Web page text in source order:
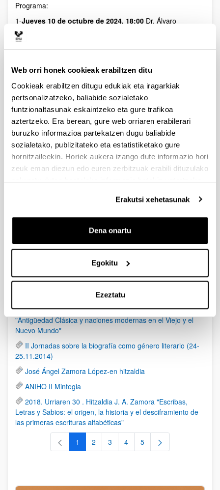
Web orri honek cookieak erabiltzen ditu
Cookieak erabiltzen ditugu edukiak eta iragarkiak
pertsonalizatzeko, baliabide sozialetako
funtzionaltasunak eskaintzeko eta gure trafikoa
aztertzeko. Era berean, gure web orriaren erabilerari
buruzko informazioa partekatzen dugu baliabide
sozialetako, publizitateko eta estatistiketako gure
hornitzaileekin. Horiek aukera izango dute informazio hori
zeuk eman diezun edo euren zerbitzuak erabili dituzulako
eskuratu duten bestelako informazio batekin uztartzeko.
Erakutsi xehetasunak
Dena onartu
Egokitu
Ezeztatu
Programa:
1-Jueves 10 de octubre de 2024, 18:00 Dr. Álvaro
Arrizabalaga Dra. Mº José Iriarte (Universidad del País
Vasco)
Cine fórum: El clan del oso cavernario (Dir. M. Chapman,
Dr. Francisco García Jurado (Universidad Complutense)
Dido o Eneas: el eterno problema del punto de vista
3-Jueves 24 de octubre de 2024, 19:00
Dra. Rosa Cid López (Universidad de Oviedo)
El rapto de las Sabinas. Mitos sobre violencia y paz en la
Roma primitiva
4-Miércoles 30 de octubre de 2024, 19:00
Dr. Juan Antonio Álvarez Pedrosa (Universidad
Complutense)
Miércoles 6 de noviembre, 19:00
Dra. Mª Carmen Encinas (Universidad del País Vasco)
Ayax o la derrota del músculo ante la razón
RSS
2015. Urriak 29-30. ANIHO Nazioarteko Kongresua:
"Antigüedad Clásica y naciones modernas en el Viejo y el
Nuevo Mundo"
II Jornadas sobre la biografía como género literario (24-
25.11.2014)
José Ángel Zamora López-en hitzaldia
ANIHO II Mintegia
2018. Urriaren 30 . Hitzaldia J. A. Zamora "Escribas,
Letras y Sabios: el origen, la historia y el desciframiento de
las primeras escrituras alfabéticas"
Orrialdea
1 Orrialdea
2 Orrialdea
3 Orrialdea
4 Orrialdea
5